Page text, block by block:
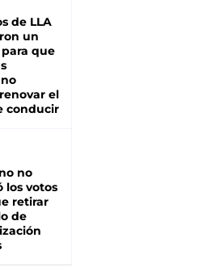
de LLA
un
que
el
conducir
no
los votos
retirar
de